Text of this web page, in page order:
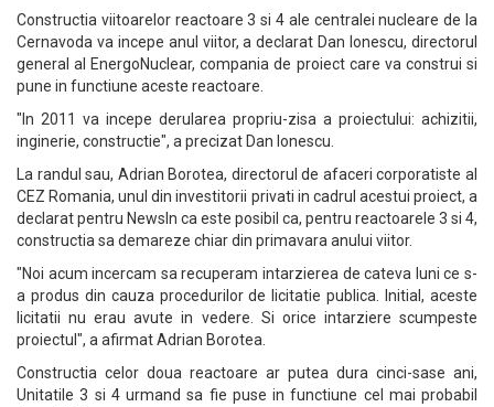
Constructia viitoarelor reactoare 3 si 4 ale centralei nucleare de la
Cernavoda va incepe anul viitor, a declarat Dan Ionescu, directorul
general al EnergoNuclear, compania de proiect care va construi si
pune in functiune aceste reactoare.
"In 2011 va incepe derularea propriu-zisa a proiectului: achizitii,
inginerie, constructie", a precizat Dan Ionescu.
La randul sau, Adrian Borotea, directorul de afaceri corporatiste al
CEZ Romania, unul din investitorii privati in cadrul acestui proiect, a
declarat pentru NewsIn ca este posibil ca, pentru reactoarele 3 si 4,
constructia sa demareze chiar din primavara anului viitor.
"Noi acum incercam sa recuperam intarzierea de cateva luni ce s-
a produs din cauza procedurilor de licitatie publica. Initial, aceste
licitatii nu erau avute in vedere. Si orice intarziere scumpeste
proiectul", a afirmat Adrian Borotea.
Constructia celor doua reactoare ar putea dura cinci-sase ani,
Unitatile 3 si 4 urmand sa fie puse in functiune cel mai probabil